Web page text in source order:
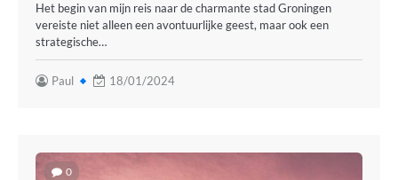
Het begin van mijn reis naar de charmante stad Groningen
vereiste niet alleen een avontuurlijke geest, maar ook een
strategische…
Paul 18/01/2024
0